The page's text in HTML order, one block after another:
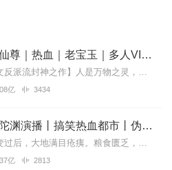
也比较细致，详细的介绍了日本人
蛊真人｜大爱仙尊｜热血｜老宝玉｜多人VIP免费有声剧
内容简介【黑暗文反派流封神之作】人是万物之灵，蛊是天地真精。一个穿越者不断重生的故事。一个养蛊、炼蛊、用蛊的奇特世界。配音组（男角色）老宝玉旁白...
亿 3434
第九特区丨头陀渊演播丨搞笑热血都市丨伪戒丨VIP免费多人有声剧
【内容简介】灾变过后，大地满目疮痍。粮食匮乏，资源紧俏，局势混乱……一位从待规划区杀出来的青年，背对着漫天黄沙，孤身来到九区谋生，却不曾想偶然结识三五好友，一念...
亿 2813